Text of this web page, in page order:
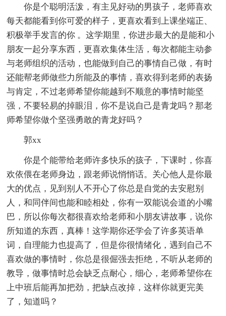
你是个聪明活泼，有主见好动的男孩子，老师喜欢
每天都能看到你可爱的样子，更喜欢看到上课坐端正、
积极举手发言的你 。这学期里，你进步最大的是能和小
朋友一起分享东西，更喜欢集体生活，每次都能主动参
与老师组织的活动，也能做到自己的事情自己做，有时
还能帮老师做些力所能及的事情，喜欢得到老师的表扬
与肯定，不过老师希望你能越到不顺意的事情时能坚
强，不要轻易的掉眼泪，你不是说自己是青龙吗？那老
师希望你做个坚强勇敢的青龙好吗？
郭xx
你是个能带给老师许多快乐的孩子，下课时，你喜
欢依偎在老师身边，跟老师说悄悄话。关心他人是你最
大的优点，见到别人不开心了你总是自觉的去安慰别
人，和同伴间也能和睦相处，你有一双能说会道的小嘴
巴，所以你每次都很喜欢给老师和小朋友讲故事，说你
所知道的东西，真棒！这学期你还学会了许多英语单
词，自理能力也提高了，但是你很情绪化，遇到自己不
喜欢做的事情时，你总是很倔强去拒绝，不听从老师的
教导，做事情时总会缺乏点耐心，细心，老师希望你在
上中班后能再加把劲，把缺点改掉，这样你就更完美
了，知道吗？